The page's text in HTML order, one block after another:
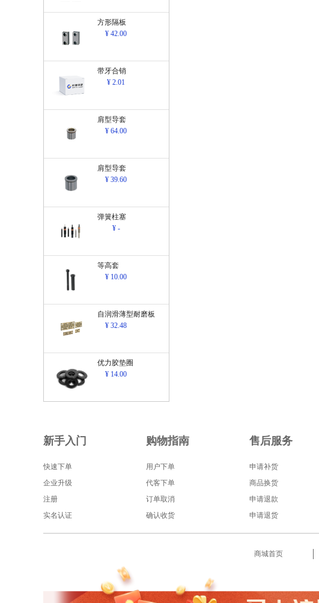
方形隔板
¥ 42.00
带牙合销
¥ 2.01
肩型导套
¥ 64.00
肩型导套
¥ 39.60
弹簧柱塞
¥ -
等高套
¥ 10.00
自润滑薄型耐磨板
¥ 32.48
优力胶垫圈
¥ 14.00
新手入门
快速下单
企业升级
注册
实名认证
购物指南
用户下单
代客下单
订单取消
确认收货
售后服务
申请补货
商品换货
申请退款
申请退货
商城首页